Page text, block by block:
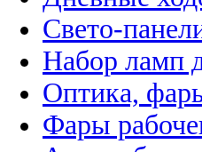
Свето-
Набор ламп
Оптика,
Фары